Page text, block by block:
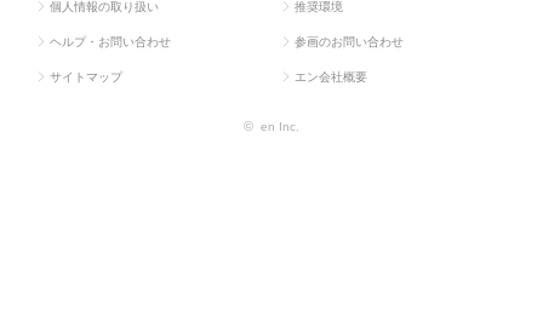
個人情報の取り扱い 推奨環境
ヘルプ・お問い合わせ 参画のお問い合わせ
サイトマップ エン会社概要
© en Inc.